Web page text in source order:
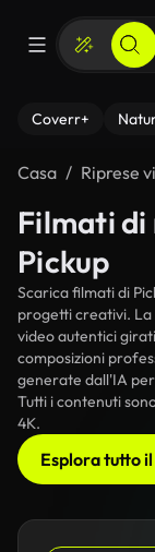
Coverr+
Casa Riprese
Filmati
Pickup
Scarica filmati di
progetti creativi.
video autentici
composizioni
generate dall'IA per
Tutti i contenuti
4K.
Esplora tutto